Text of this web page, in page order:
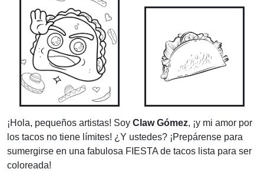
¡Hola, pequeños artistas! Soy Claw Gómez, ¡y mi amor por
los tacos no tiene límites! ¿Y ustedes? ¡Prepárense para
sumergirse en una fabulosa FIESTA de tacos lista para ser
coloreada!